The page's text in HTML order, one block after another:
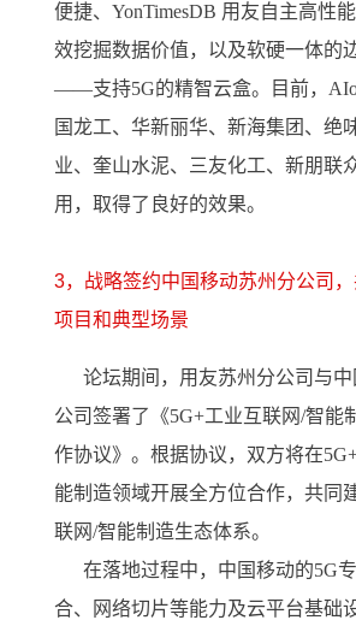
便捷、YonTimesDB 用友自主高性
效挖掘数据价值，以及软硬一体的
——支持5G的精智云盒。目前，
国龙工、华新丽华、新海集团、绝
业、奎山水泥、三友化工、新朋联
用，取得了良好的效果。
3，战略签约中国移动苏州分公司，
项目和典型场景
论坛期间，用友苏州分公司与
公司签署了《5G+工业互联网/智能
作协议》。根据协议，双方将在
能制造领域开展全方位合作，共同
联网/智能制造生态体系。
在落地过程中，中国移动的5G
合、网络切片等能力及云平台基础